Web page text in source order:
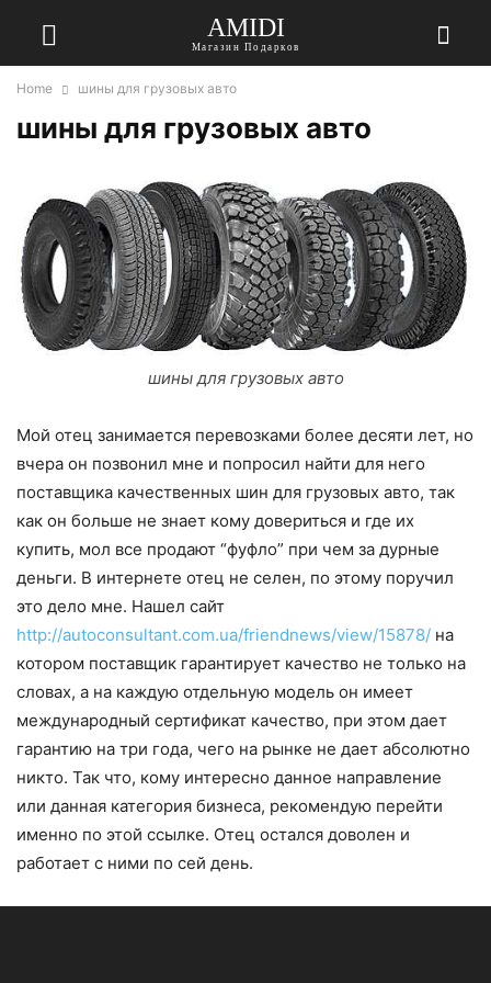
AMIDI
Магазин Подарков
Home шины для грузовых авто
шины для грузовых авто
шины для грузовых авто
Мой отец занимается перевозками более десяти лет, но
вчера он позвонил мне и попросил найти для него
поставщика качественных шин для грузовых авто, так
как он больше не знает кому довериться и где их
купить, мол все продают “фуфло” при чем за дурные
деньги. В интернете отец не селен, по этому поручил
это дело мне. Нашел сайт
http://autoconsultant.com.ua/friendnews/view/15878/ на
котором поставщик гарантирует качество не только на
словах, а на каждую отдельную модель он имеет
международный сертификат качество, при этом дает
гарантию на три года, чего на рынке не дает абсолютно
никто. Так что, кому интересно данное направление
или данная категория бизнеса, рекомендую перейти
именно по этой ссылке. Отец остался доволен и
работает с ними по сей день.